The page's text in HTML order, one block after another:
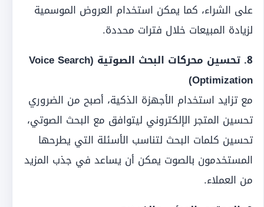
على الشراء، كما يمكن استخدام العروض الموسمية
لزيادة المبيعات خلال فترات محددة.
8. تحسين محركات البحث الصوتية (Voice Search
Optimization)
مع تزايد استخدام الأجهزة الذكية، أصبح من الضروري
تحسين المتجر الإلكتروني ليتوافق مع البحث الصوتي،
تحسين كلمات البحث لتناسب الأسئلة التي يطرحها
المستخدمون بالصوت يمكن أن يساعد في جذب المزيد
من العملاء.